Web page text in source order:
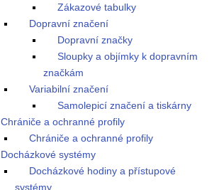
Zákazové tabulky
Dopravní značení
Dopravní značky
Sloupky a objímky k dopravním
značkám
Variabilní značení
Samolepicí značení a tiskárny
Chrániče a ochranné profily
Chrániče a ochranné profily
Docházkové systémy
Docházkové hodiny a přístupové
systémy